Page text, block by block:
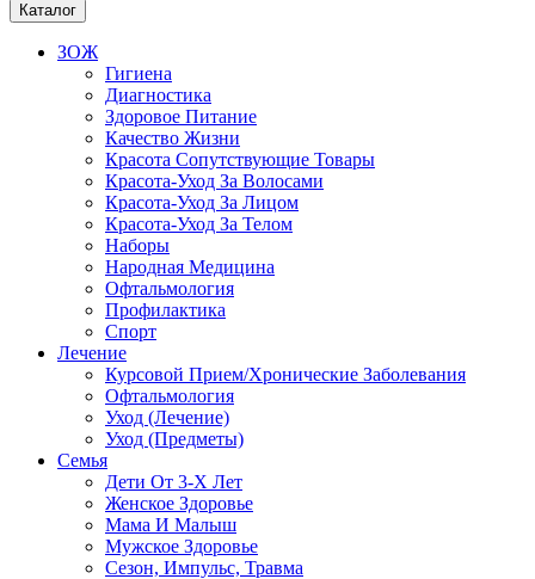
Каталог
ЗОЖ
Гигиена
Диагностика
Здоровое Питание
Качество Жизни
Красота Сопутствующие Товары
Красота-Уход За Волосами
Красота-Уход За Лицом
Красота-Уход За Телом
Наборы
Народная Медицина
Офтальмология
Профилактика
Спорт
Лечение
Курсовой Прием/Хронические Заболевания
Офтальмология
Уход (Лечение)
Уход (Предметы)
Семья
Дети От 3-Х Лет
Женское Здоровье
Мама И Малыш
Мужское Здоровье
Сезон, Импульс, Травма